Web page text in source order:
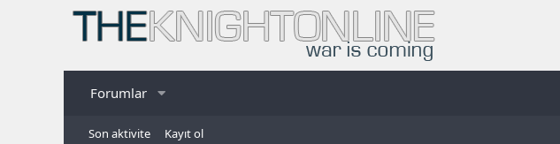
Forumlar
Son aktivite Kayıt ol